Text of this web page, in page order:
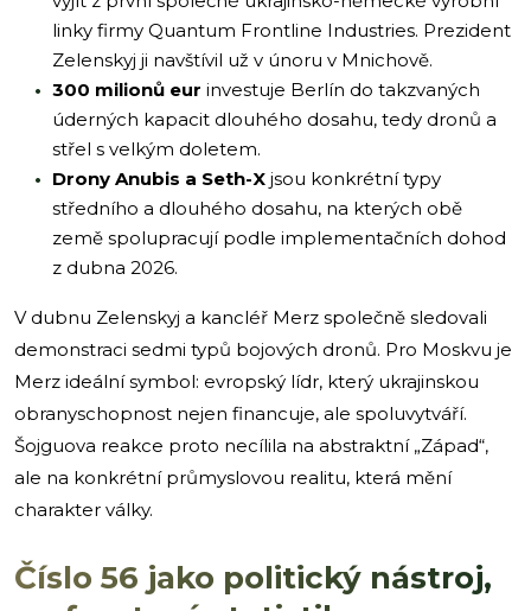
linky firmy Quantum Frontline Industries. Prezident
Zelenskyj ji navštívil už v únoru v Mnichově.
300 milionů eur investuje Berlín do takzvaných
úderných kapacit dlouhého dosahu, tedy dronů a
střel s velkým doletem.
Drony Anubis a Seth-X jsou konkrétní typy
středního a dlouhého dosahu, na kterých obě
země spolupracují podle implementačních dohod
z dubna 2026.
V dubnu Zelenskyj a kancléř Merz společně sledovali
demonstraci sedmi typů bojových dronů. Pro Moskvu je
Merz ideální symbol: evropský lídr, který ukrajinskou
obranyschopnost nejen financuje, ale spoluvytváří.
Šojguova reakce proto necílila na abstraktní „Západ“,
ale na konkrétní průmyslovou realitu, která mění
charakter války.
Číslo 56 jako politický nástroj,